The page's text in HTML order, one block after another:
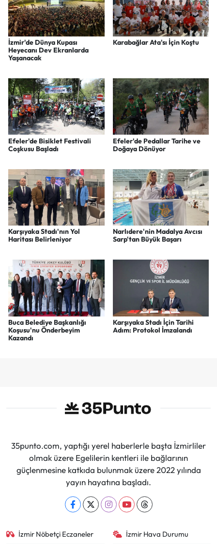
İzmir'de Dünya Kupası
Heyecanı Dev Ekranlarda
Yaşanacak
Karabağlar Ata'sı İçin Koştu
Efeler'de Bisiklet Festivali
Coşkusu Başladı
Efeler'de Pedallar Tarihe ve
Doğaya Dönüyor
Karşıyaka Stadı'nın Yol
Haritası Belirleniyor
Narlıdere'nin Madalya Avcısı
Sarp'tan Büyük Başarı
Buca Belediye Başkanlığı
Koşusu'nu Önderbeyim
Kazandı
Karşıyaka Stadı İçin Tarihi
Adım: Protokol İmzalandı
35punto.com, yaptığı yerel haberlerle başta İzmirliler
olmak üzere Egelilerin kentleri ile bağlarının
güçlenmesine katkıda bulunmak üzere 2022 yılında
yayın hayatına başladı.
İzmir Nöbetçi Eczaneler İzmir Hava Durumu